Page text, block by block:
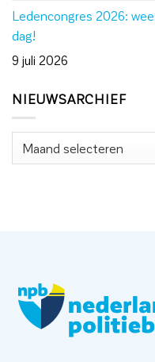
Ledencongres 2026:
dag!
9 juli 2026
NIEUWSARCHIEF
Nieuwsarchief